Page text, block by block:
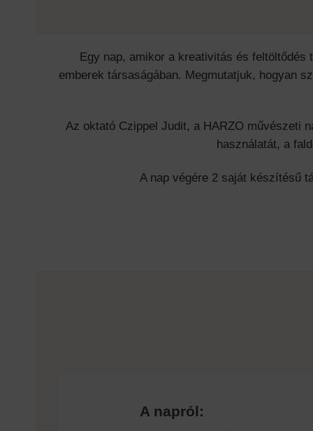
Egy nap, amikor a kreativitás és
emberek társaságában. Megmutatjuk, hogyan
Az oktató Czippel Judit, a HARZO művészeti
használatát, a
A nap végére 2 saját készítésű
A napról: